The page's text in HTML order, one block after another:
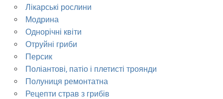
Лікарські рослини
Модрина
Однорічні квіти
Отруйні гриби
Персик
Поліантові, патіо і плетисті троянди
Полуниця ремонтатна
Рецепти страв з грибів